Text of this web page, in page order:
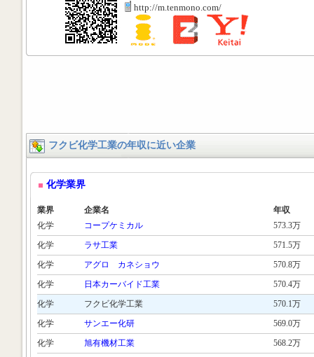
http://m.tenmono.com/
フクビ化学工業の年収に近い企業
化学業界
業界 企業名
年収
化学
コープケミカル
573.3万
化学
ラサ工業
571.5万
化学
アグロ カネショウ
570.8万
化学
日本カーバイド工業
570.4万
化学
フクビ化学工業
570.1万
化学
サンエー化研
569.0万
化学
旭有機材工業
568.2万